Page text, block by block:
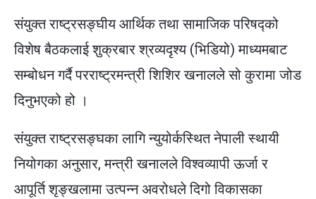
संयुक्त राष्ट्रसङ्घीय आर्थिक तथा सामाजिक परिषद्को
विशेष बैठकलाई शुक्रबार श्रव्यदृश्य (भिडियो) माध्यमबाट
सम्बोधन गर्दै परराष्ट्रमन्त्री शिशिर खनालले सो कुरामा जोड
दिनुभएको हो ।
संयुक्त राष्ट्रसङ्घका लागि न्युयोर्कस्थित नेपाली स्थायी
नियोगका अनुसार, मन्त्री खनालले विश्वव्यापी ऊर्जा र
आपूर्ति शृङ्खलामा उत्पन्न अवरोधले दिगो विकासका